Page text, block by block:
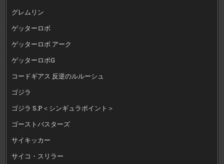
グレムリン
ゲッターロボ
ゲッターロボ アーク
ゲッターロボG
コードギアス 反逆のルルーシュ
ゴジラ
ゴジラ S.P＜シンギュラポイント＞
ゴーストバスターズ
サイキッカー
サイコ・スリラー